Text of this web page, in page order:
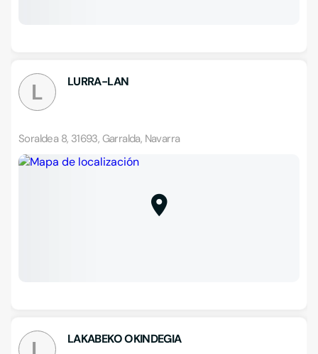
L LURRA-LAN
Soraldea 8, 31693, Garralda, Navarra
LAKABEKO OKINDEGIA